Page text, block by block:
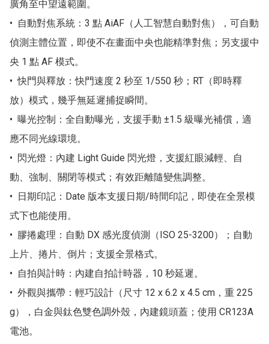
廣角至中望遠範圍。
•  自動對焦系統：3 點 AiAF（人工智慧自動對焦），可自動
偵測主體位置，即使不在畫面中央也能精準對焦；另支援中
央 1 點 AF 模式。
•  快門與釋放：快門速度 2 秒至 1/550 秒；RT（即時釋
放）模式，幾乎無延遲捕捉瞬間。
•  曝光控制：全自動曝光，支援手動 ±1.5 級曝光補償，適
應不同光線環境。
•  閃光燈：內建 Light Guide 閃光燈，支援紅眼減輕、自
動、強制、關閉等模式；有效距離隨變焦調整。
•  日期印記：Date 版本支援日期/時間印記，即使在全景模
式下也能使用。
•  膠捲處理：自動 DX 感光度偵測（ISO 25-3200）；自動
上片、捲片、倒片；支援全景格式。
•  自拍與計時：內建自拍計時器，10 秒延遲。
•  外觀與攜帶：輕巧設計（尺寸 12 x 6.2 x 4.5 cm，重 225
g），白金與鈦色雙色調外殼，內建鏡頭蓋；使用 CR123A
電池。